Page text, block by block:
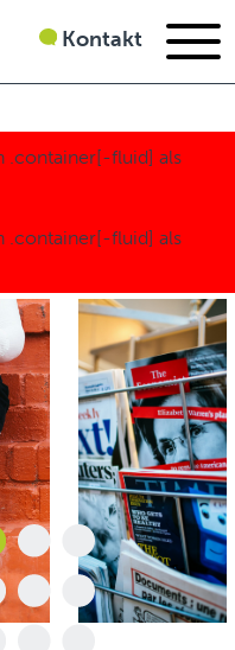
Kontakt